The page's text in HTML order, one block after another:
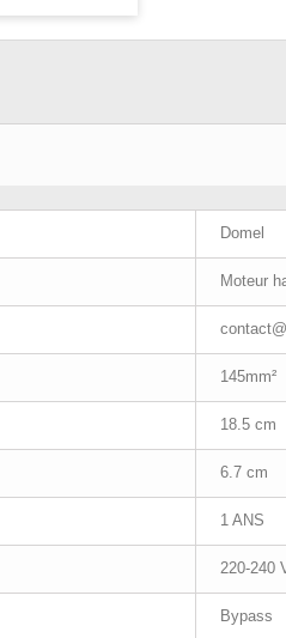
Domel
Moteur
145mm²
18.5 cm
6.7 cm
1 ANS
220-240
Bypass